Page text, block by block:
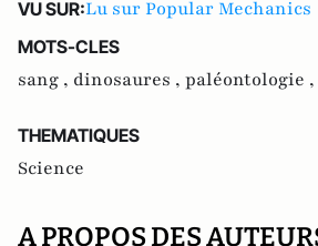
VU SUR:Lu sur Popular Mechanics
MOTS-CLES
sang , dinosaures , paléontologie ,
THEMATIQUES
Science
A PROPOS DES